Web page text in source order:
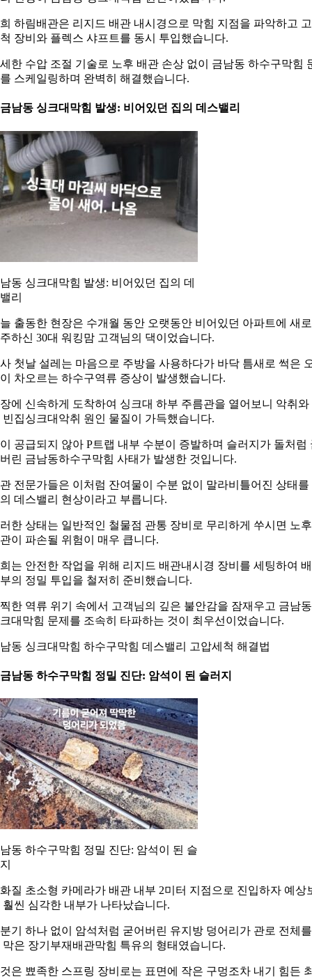
하림배관은 리지드 배관 내시경으로 막힘 지점을 파악하고
장비와 플렉스 샤프트를 동시 투입했습니다.
한 수압 조절 기술로 노후 배관 손상 없이 금남동 하수구막힘
스케일링하며 완벽히 해결했습니다.
남동 싱크대막힘 발생: 비어있던 집의 데스밸리
동 싱크대막힘 발생: 비어있던 집의 데
리
출동한 현장은 수개월 동안 오랫동안 비어있던 아파트에 새로
하신 30대 워킹맘 고객님의 댁이었습니다.
첫날 설레는 마음으로 주방을 사용하다가 바닥 틈새로 썩은
차오르는 하수구역류 증상이 발생했습니다.
에 신속하게 도착하여 싱크대 하부 주름관을 열어보니 악취와
빈집싱크대악취 원인 물질이 가득했습니다.
공급되지 않아 P트랩 내부 수분이 증발하며 슬러지가 돌처럼
린 금남동하수구막힘 사태가 발생한 것입니다.
전문가들은 이처럼 잔여물이 수분 없이 말라비틀어진 상태를
데스밸리 현상이라고 부릅니다.
한 상태는 일반적인 철물점 관통 장비로 무리하게 쑤시면 노후
이 파손될 위험이 매우 큽니다.
는 안전한 작업을 위해 리지드 배관내시경 장비를 세팅하여
의 정밀 투입을 철저히 준비했습니다.
한 역류 위기 속에서 고객님의 깊은 불안감을 잠재우고 금남동
대막힘 문제를 조속히 타파하는 것이 최우선이었습니다.
동 싱크대막힘 하수구막힘 데스밸리 고압세척 해결법
남동 하수구막힘 정밀 진단: 암석이 된 슬러지
동 하수구막힘 정밀 진단: 암석이 된 슬
질 초소형 카메라가 배관 내부 2미터 지점으로 진입하자 예상
훨씬 심각한 내부가 나타났습니다.
기 하나 없이 암석처럼 굳어버린 유지방 덩어리가 관로 전체를
막은 장기부재배관막힘 특유의 형태였습니다.
은 뾰족한 스프링 장비로는 표면에 작은 구멍조차 내기 힘든